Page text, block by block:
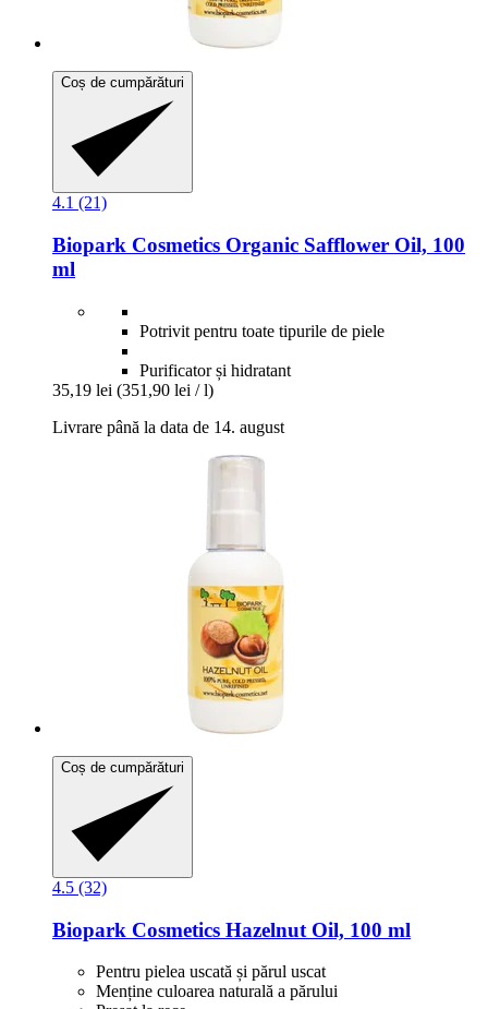
Coș de cumpărături
4.1 (21)
Biopark Cosmetics Organic Safflower Oil, 100
ml
Potrivit pentru toate tipurile de piele
Purificator și hidratant
35,19 lei (351,90 lei / l)
Livrare până la data de 14. august
Coș de cumpărături
4.5 (32)
Biopark Cosmetics Hazelnut Oil, 100 ml
Pentru pielea uscată și părul uscat
Menține culoarea naturală a părului